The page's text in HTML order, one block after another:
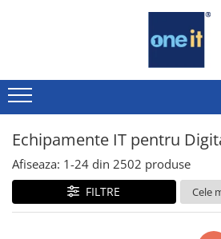
Laptop, Tablete & Telefoane
Laptop / Notebook
Notebook Consumer
Accesorii Laptop
Componente Laptop
Echipamente IT pentru
Afiseaza: 1-24 din 2502 produse
FILTRE